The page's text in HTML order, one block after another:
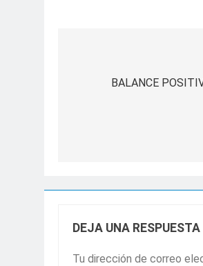
BALANCE
DEJA UNA RESPUESTA
Tu dirección de correo